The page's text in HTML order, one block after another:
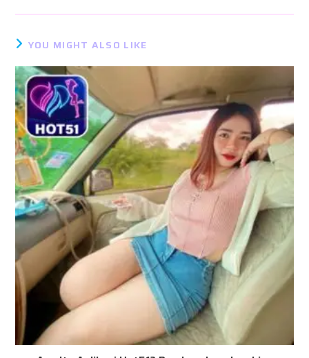
YOU MIGHT ALSO LIKE